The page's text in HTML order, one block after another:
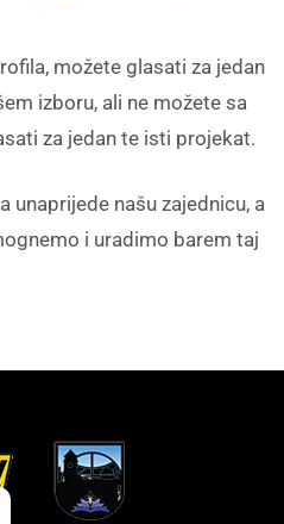
možete glasati za jedan
izboru, ali ne možete sa
za jedan te isti projekat.
unaprijede našu zajednicu, a
i uradimo barem taj